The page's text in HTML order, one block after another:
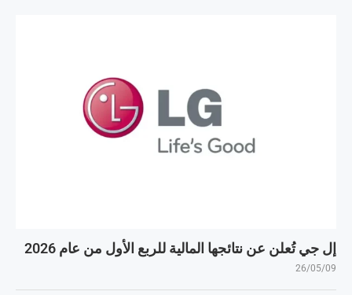
إل جي تُعلن عن نتائجها المالية للربع الأول من عام 2026
26/05/09